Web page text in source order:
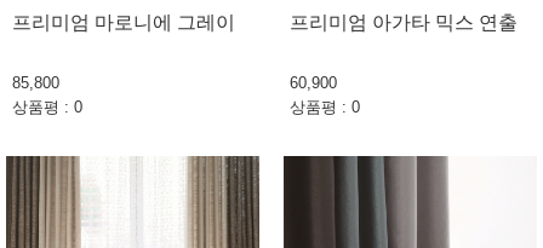
프리미엄 마로니에 그레이
85,800
상품평 : 0
프리미엄 아가타 믹스 연출
60,900
상품평 : 0